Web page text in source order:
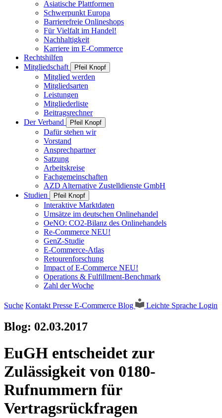
Asiatische Plattformen
Schwerpunkt Europa
Barrierefreie Onlineshops
Für Vielfalt im Handel!
Nachhaltigkeit
Karriere im E-Commerce
Rechtshilfen
Mitgliedschaft
Pfeil Knopf
Mitglied werden
Mitgliedsarten
Leistungen
Mitgliederliste
Beitragsrechner
Der Verband
Pfeil Knopf
Dafür stehen wir
Vorstand
Ansprechpartner
Satzung
Arbeitskreise
Fachgemeinschaften
AZD Alternative Zustelldienste GmbH
Studien
Pfeil Knopf
Interaktive Marktdaten
Umsätze im deutschen Onlinehandel
OeNO: CO2-Bilanz des Onlinehandels
Re-Commerce NEU!
GenZ-Studie
E-Commerce-Atlas
Retourenforschung
Impact of E-Commerce NEU!
Operations & Fulfillment-Benchmark
Zahl der Woche
Suche Kontakt Presse E-Commerce Blog Leichte Sprache Login
Blog: 02.03.2017
EuGH entscheidet zur
Zulässigkeit von 0180-
Rufnummern für
Vertragsrückfragen